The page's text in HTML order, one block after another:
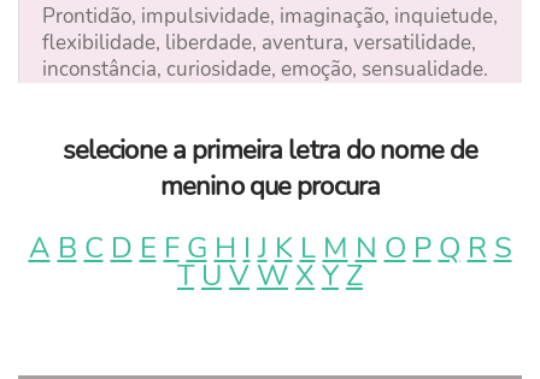
Prontidão, impulsividade, imaginação, inquietude,
flexibilidade, liberdade, aventura, versatilidade,
inconstância, curiosidade, emoção, sensualidade.
selecione a primeira letra do nome de
menino que procura
A B C D E F G H I J K L M N O P Q R S
TUVW XYZ